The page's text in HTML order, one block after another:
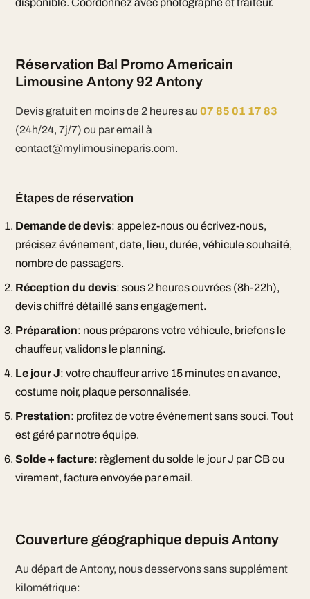
disponible. Coordonnez avec photographe et traiteur.
Réservation Bal Promo Americain
Limousine Antony 92 Antony
Devis gratuit en moins de 2 heures au 07 85 01 17 83
(24h/24, 7j/7) ou par email à
contact@mylimousineparis.com.
Étapes de réservation
Demande de devis: appelez-nous ou écrivez-nous,
précisez événement, date, lieu, durée, véhicule souhaité,
nombre de passagers.
Réception du devis: sous 2 heures ouvrées (8h-22h),
devis chiffré détaillé sans engagement.
Préparation: nous préparons votre véhicule, briefons le
chauffeur, validons le planning.
Le jour J: votre chauffeur arrive 15 minutes en avance,
costume noir, plaque personnalisée.
Prestation: profitez de votre événement sans souci. Tout
est géré par notre équipe.
Solde + facture: règlement du solde le jour J par CB ou
virement, facture envoyée par email.
Couverture géographique depuis Antony
Au départ de Antony, nous desservons sans supplément
kilométrique: